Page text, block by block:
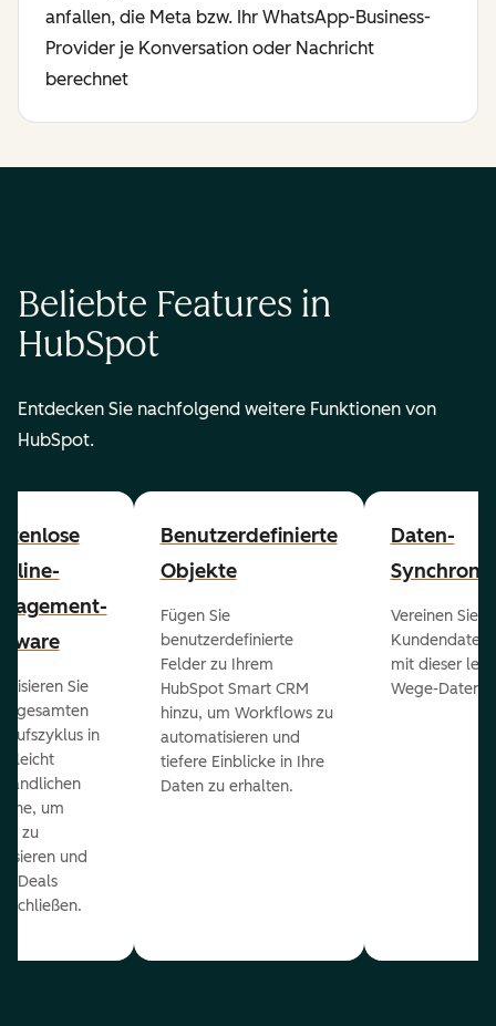
anfallen, die Meta bzw. Ihr WhatsApp-Business-
Provider je Konversation oder Nachricht
berechnet
Beliebte Features in
HubSpot
Entdecken Sie nachfolgend weitere Funktionen von
HubSpot.
Sie
gesamten
in
leicht
um
zu
und
Deals
Benutzerdefinierte
Objekte
Fügen Sie
benutzerdefinierte
Felder zu Ihrem
HubSpot Smart CRM
hinzu, um Workflows zu
automatisieren und
tiefere Einblicke in Ihre
Daten zu erhalten.
Daten-
Vereinen Sie
Kundendaten
mit dieser
Wege-Daten-